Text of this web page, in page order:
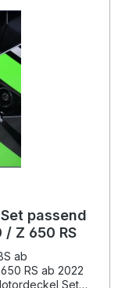
passend
Z 650 RS
ab
RS ab 2022
Set